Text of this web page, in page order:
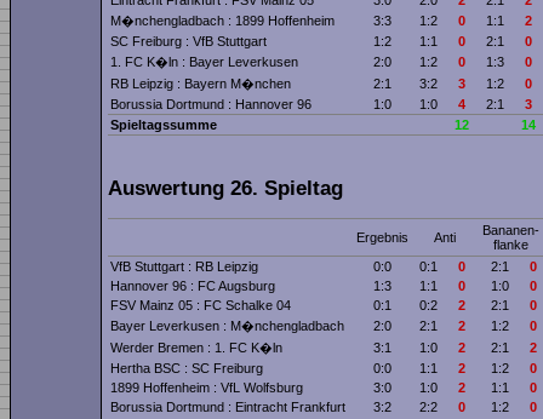
M�nchengladbach : 1899 Hoffenheim
3:3 1:2 0 1:1
2
SC Freiburg : VfB Stuttgart
1:2 1:1 0 2:1
0
1. FC K�ln : Bayer Leverkusen
2:0 1:2 0 1:3
0
RB Leipzig : Bayern M�nchen
2:1 3:2 3 1:2
0
Borussia Dortmund : Hannover 96
1:0 1:0 4 2:1
3
Spieltagssumme
12 14
Auswertung 26. Spieltag
Ergebnis Anti
Bananen­
flanke
VfB Stuttgart : RB Leipzig
0:0 0:1 0 2:1
0
Hannover 96 : FC Augsburg
1:3 1:1 0 1:0
0
FSV Mainz 05 : FC Schalke 04
0:1 0:2 2 2:1
0
Bayer Leverkusen : M�nchengladbach
2:0 2:1 2 1:2
0
Werder Bremen : 1. FC K�ln
3:1 1:0 2 2:1
2
Hertha BSC : SC Freiburg
0:0 1:1 2 1:2
0
1899 Hoffenheim : VfL Wolfsburg
3:0 1:0 2 1:1
0
Borussia Dortmund : Eintracht Frankfurt
3:2 2:2 0 1:2
0